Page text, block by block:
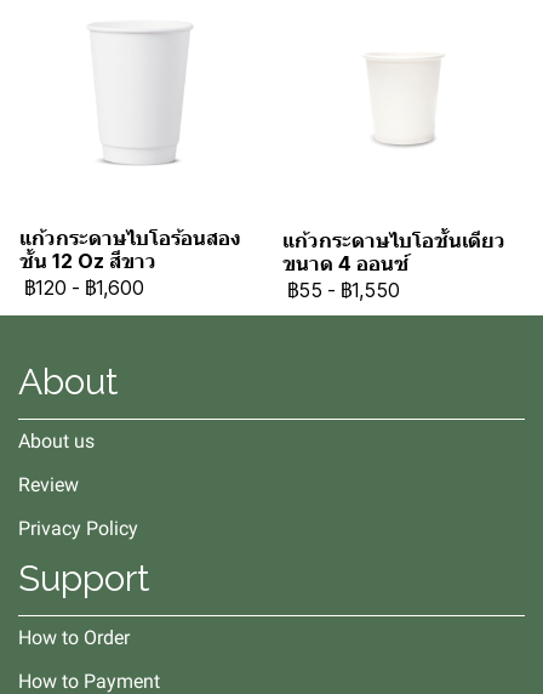
แก้วกระดาษไบโอร้อนสอง
ชั้น 12 Oz สีขาว
฿120 - ฿1,600
แก้วกระดาษไบโอชั้นเดียว
ขนาด 4 ออนซ์
฿55 - ฿1,550
About
About us
Review
Privacy Policy
Support
How to Order
How to Payment